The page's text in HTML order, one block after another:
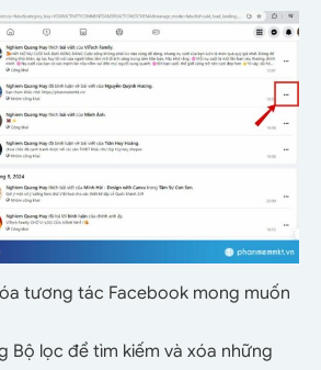
tương tác Facebook mong muốn
Bộ lọc để tìm kiếm và xóa những